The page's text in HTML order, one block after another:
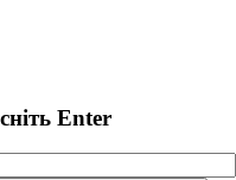
Enter